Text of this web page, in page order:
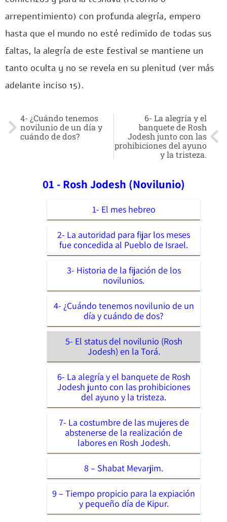
arrepentimiento) con profunda alegría, empero
hasta que el mundo no esté redimido de todas sus
faltas, la alegría de este festival se mantiene un
tanto oculta y no se revela en su plenitud (ver más
adelante inciso 15).
4- ¿Cuándo tenemos
novilunio de un día y
cuándo de dos?
6- La alegría y el
banquete de Rosh
Jodesh junto con las
prohibiciones del ayuno
y la tristeza.
01 - Rosh Jodesh (Novilunio)
1- El mes hebreo
2- La autoridad para fijar los meses
fue concedida al Pueblo de Israel.
3- Historia de la fijación de los
novilunios.
4- ¿Cuándo tenemos novilunio de un
día y cuándo de dos?
5- El status del novilunio (Rosh
Jodesh) en la Torá.
6- La alegría y el banquete de Rosh
Jodesh junto con las prohibiciones
del ayuno y la tristeza.
7- La costumbre de las mujeres de
abstenerse de la realización de
labores en Rosh Jodesh.
8 – Shabat Mevarjim.
9 – Tiempo propicio para la expiación
y pequeño día de Kipur.